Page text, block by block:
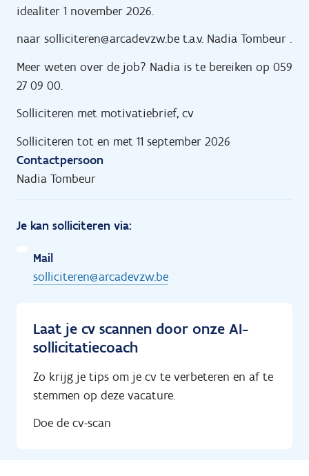
idealiter 1 november 2026.
naar solliciteren@arcadevzw.be t.a.v. Nadia Tombeur .
Meer weten over de job? Nadia is te bereiken op 059
27 09 00.
Solliciteren met motivatiebrief, cv
Solliciteren tot en met 11 september 2026
Contactpersoon
Nadia Tombeur
Je kan solliciteren via:
Mail
solliciteren@arcadevzw.be
Laat je cv scannen door onze AI-
sollicitatiecoach
Zo krijg je tips om je cv te verbeteren en af te
stemmen op deze vacature.
Doe de cv-scan